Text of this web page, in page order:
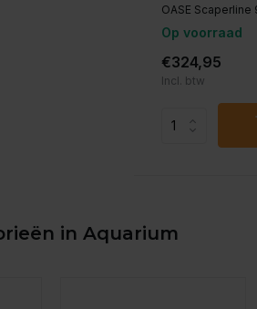
OASE Scaperline
Op voorraad
€324,95
Incl. btw
in Aquarium